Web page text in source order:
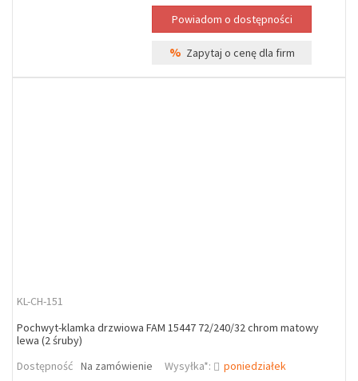
% Zapytaj o cenę dla firm
KL-CH-151
Pochwyt-klamka drzwiowa FAM 15447 72/240/32 chrom matowy
lewa (2 śruby)
Dostępność Na zamówienie Wysyłka*: poniedziałek